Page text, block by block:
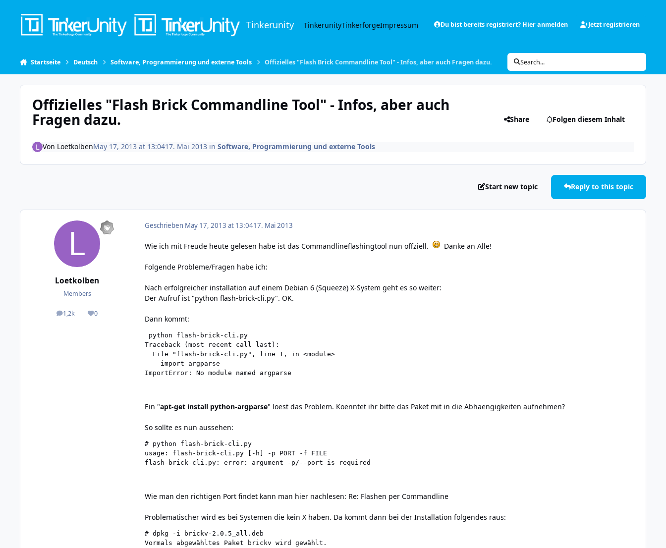
Tinkerunity TinkerunityTinkerforgeImpressum Du bist bereits registriert? Hier anmelden Jetzt registrieren
Startseite Deutsch Software, Programmierung und externe Tools Offizielles "Flash Brick Commandline Tool" - Infos, aber auch Fragen dazu. Search...
Offizielles "Flash Brick Commandline Tool" - Infos, aber auch
Fragen dazu. Share Folgen diesem Inhalt
Von LoetkolbenMay 17, 2013 at 13:0417. Mai 2013 in Software, Programmierung und externe Tools
Start new topic Reply to this topic
Loetkolben
Members
1,2k
posts 0
Reputation
Geschrieben May 17, 2013 at 13:0417. Mai 2013
Wie ich mit Freude heute gelesen habe ist das Commandlineflashingtool nun offziell. Danke an Alle!
Folgende Probleme/Fragen habe ich:
Nach erfolgreicher installation auf einem Debian 6 (Squeeze) X-System geht es so weiter:
Der Aufruf ist "python flash-brick-cli.py". OK.
Dann kommt:
python flash-brick-cli.py
Traceback (most recent call last):
File "flash-brick-cli.py", line 1, in <module>
import argparse
ImportError: No module named argparse
Ein "apt-get install python-argparse" loest das Problem. Koenntet ihr bitte das Paket mit in die Abhaengigkeiten aufnehmen?
So sollte es nun aussehen:
# python flash-brick-cli.py
usage: flash-brick-cli.py [-h] -p PORT -f FILE
flash-brick-cli.py: error: argument -p/--port is required
Wie man den richtigen Port findet kann man hier nachlesen: Re: Flashen per Commandline
Problematischer wird es bei Systemen die kein X haben. Da kommt dann bei der Installation folgendes raus:
# dpkg -i brickv-2.0.5_all.deb
Vormals abgewähltes Paket brickv wird gewählt.